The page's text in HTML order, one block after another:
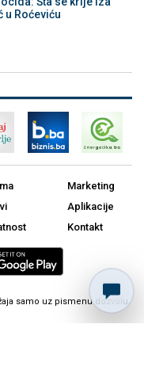
Roćeviću
Marketing
Aplikacije
Kontakt
samo uz pismenu dozvolu.